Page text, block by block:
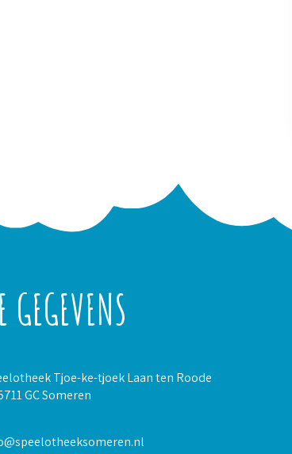
GEGEVENS
Tjoe-ke-tjoek Laan ten Roode
GC Someren